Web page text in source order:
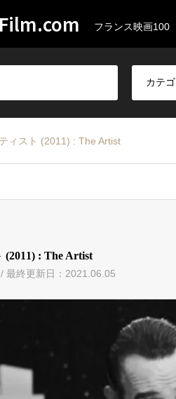
フランス映画100
ィスト (2011) : The Artist
(2011) : The Artist
最終更新日：2021.06.05